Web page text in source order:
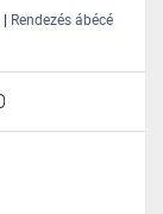
| Rendezés ábécé